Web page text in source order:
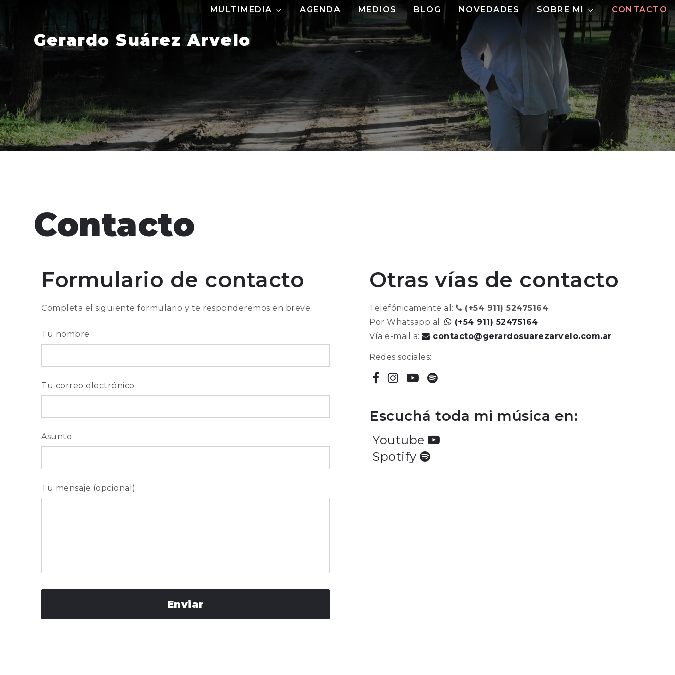
Gerardo Suárez Arvelo
MULTIMEDIA AGENDA MEDIOS BLOG NOVEDADES SOBRE MI CONTACTO
Contacto
Formulario de contacto
Completa el siguiente formulario y te responderemos en breve.
Tu nombre
Tu correo electrónico
Asunto
Tu mensaje (opcional)
Otras vías de contacto
Telefónicamente al:
(+54 911) 52475164
Por Whatsapp al:
(+54 911) 52475164
Vía e-mail a:
contacto@gerardosuarezarvelo.com.ar
Redes sociales:
Escuchá toda mi música en:
Youtube
Spotify